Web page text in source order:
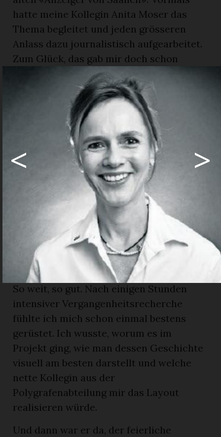
hatte meine Kollegin Anita Moser das
Thema begleitet und jeden grösseren
Anlass dazu journalistisch aufgearbeitet.
Zum Glück, das gab mir doch schon
einmal einen roten Faden. Passend zu den
alten Artikeln wühlte ich mich durch
einen Berg von herzigen Kinder- und
Teeniefotos. Und das beste dabei: Eines
der beteiligten Kinder war Liv Staub, die
zurzeit bei uns im Betrieb zur Polygrafin
ausgebildet wird. Das gab der
journalistischen Arbeit direkt noch eine
persönliche Note. Auf jedem Foto strahlte
sie mir entgegen: vom zweijährigen
Kleinkind bis zur 18-jährigen jungen Frau.
Liv erzählte mir in einem Interview noch,
was ihr dieses kulturelle Projekt gebracht
hat. Wunderbar!
So weit, so gut. Nach einigen Stunden
intensiver Vergangenheitsrecherche
fühlte ich mich schon einmal bestens
gerüstet. Ich wusste, worum es im
Projekt ging, wie man dessen Geschichte
visuell am besten darstellt und welche
nette Kollegin aus der
Polygrafenabteilung mir das Layout
realisieren würde.
Und dann war er da, der feierliche
< >